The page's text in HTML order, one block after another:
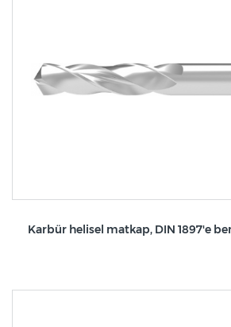
Karbür helisel matkap, DIN 1897'e